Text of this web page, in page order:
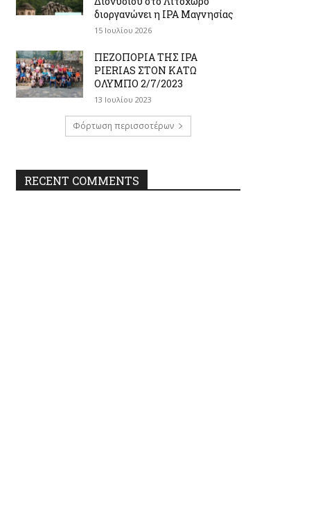
διοργανώνει η IPA Μαγνησίας
15 Ιουλίου 2026
ΠΕΖΟΠΟΡΙΑ ΤΗΣ IPA
PIERIAS ΣΤΟΝ ΚΑΤΩ
ΟΛΥΜΠΟ 2/7/2023
13 Ιουλίου 2023
Φόρτωση περισσοτέρων
RECENT COMMENTS